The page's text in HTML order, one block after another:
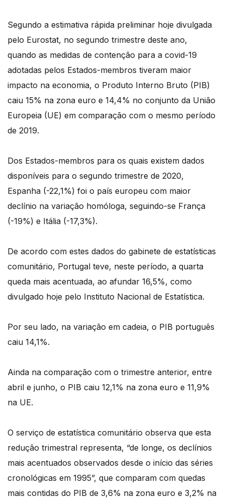
Segundo a estimativa rápida preliminar hoje divulgada
pelo Eurostat, no segundo trimestre deste ano,
quando as medidas de contenção para a covid-19
adotadas pelos Estados-membros tiveram maior
impacto na economia, o Produto Interno Bruto (PIB)
caiu 15% na zona euro e 14,4% no conjunto da União
Europeia (UE) em comparação com o mesmo período
de 2019.
Dos Estados-membros para os quais existem dados
disponíveis para o segundo trimestre de 2020,
Espanha (-22,1%) foi o país europeu com maior
declínio na variação homóloga, seguindo-se França
(-19%) e Itália (-17,3%).
De acordo com estes dados do gabinete de estatísticas
comunitário, Portugal teve, neste período, a quarta
queda mais acentuada, ao afundar 16,5%, como
divulgado hoje pelo Instituto Nacional de Estatística.
Por seu lado, na variação em cadeia, o PIB português
caiu 14,1%.
Ainda na comparação com o trimestre anterior, entre
abril e junho, o PIB caiu 12,1% na zona euro e 11,9%
na UE.
O serviço de estatística comunitário observa que esta
redução trimestral representa, “de longe, os declínios
mais acentuados observados desde o início das séries
cronológicas em 1995”, que comparam com quedas
mais contidas do PIB de 3,6% na zona euro e 3,2% na